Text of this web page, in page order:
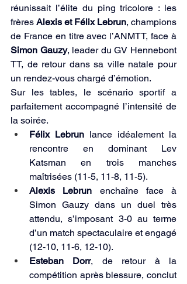
réunissait l’élite du ping tricolore : les
frères Alexis et Félix Lebrun, champions
Simon Gauzy, leader du GV Hennebont
TT, de retour dans sa ville natale pour
un rendez-vous chargé d’émotion.
Sur les tables, le scénario sportif a
parfaitement accompagné l’intensité de
la soirée.
Félix Lebrun lance idéalement la
rencontre en dominant Lev
Katsman en trois manches
maîtrisées (11-5, 11-8, 11-5).
Alexis Lebrun enchaîne face à
Simon Gauzy dans un duel très
attendu, s’imposant 3-0 au terme
d’un match spectaculaire et engagé
(12-10, 11-6, 12-10).
Esteban Dorr, de retour à la
compétition après blessure, conclut